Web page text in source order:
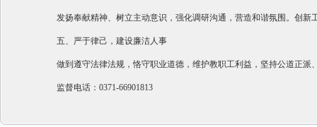
发扬奉献精神、树立主动意识，强化调研沟通，营造和谐氛围。创
五、严于律己，建设廉洁人事
做到遵守法律法规，恪守职业道德，维护教职工利益，坚持公道正
监督电话：0371-66901813